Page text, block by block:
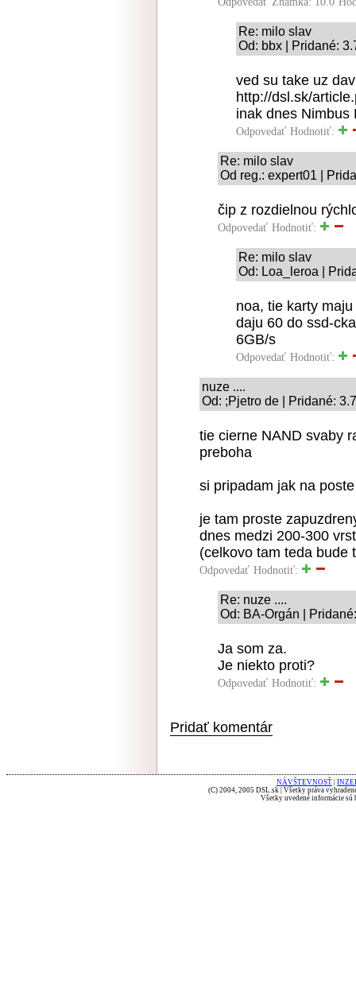
Re: milo slav
Od: bbx | Pridané:
ved su take uz
http://dsl.sk/
inak dnes Nimbus
Odpovedať Hodnotiť:
Re: milo slav
Od reg.: expert01 |
čip z rozdielnou
Odpovedať Hodnotiť:
Re: milo slav
Od: Loa_leroa |
noa, tie karty
daju 60 do ssd-
6GB/s
Odpovedať Hodnotiť:
nuze ....
Od: ;Pjetro de | Pridané:
tie cierne NAND svaby
preboha
si pripadam jak na
je tam proste
dnes medzi 200-300
(celkovo tam teda bude
Odpovedať Hodnotiť:
Re: nuze ....
Od: BA-Orgán |
Ja som za.
Je niekto proti?
Odpovedať Hodnotiť:
Pridať komentár
NÁVŠTEVNOSŤ
(C) 2004, 2005 DSL.sk | Všetky práva
Všetky uvedené informácie sú